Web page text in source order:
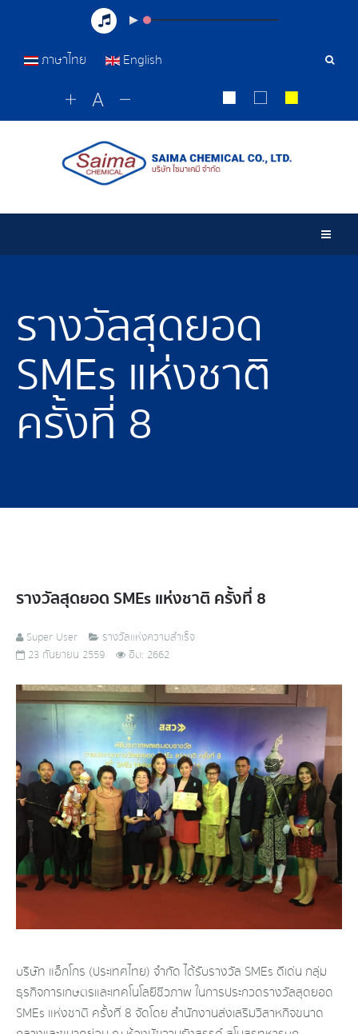
เครื่อ
ภาษาไทย English
รางวัลสุดยอด
SMEs แห่งชาติ
ครั้งที่ 8
รางวัลสุดยอด SMEs แห่งชาติ ครั้งที่ 8
Super User
รางวัลแห่งความสำเร็จ
23 กันยายน 2559
ฮิต: 2662
บริษัท แอ็กโกร (ประเทศไทย) จำกัด ได้รับรางวัล SMEs ดีเด่น กลุ่ม
ธุรกิจการเกษตรและเทคโนโลยีชีวภาพ ในการประกวดรางวัลสุดยอด
SMEs แห่งชาติ ครั้งที่ 8 จัดโดย สำนักงานส่งเสริมวิสาหกิจขนาด